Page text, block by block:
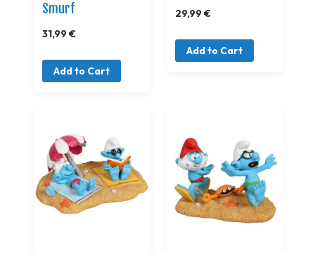
Smurf
31,99 €
Add to Cart
29,99 €
Add to Cart